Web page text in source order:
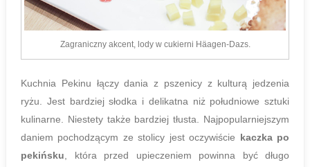
Zagraniczny akcent, lody w cukierni Häagen-Dazs.
Kuchnia Pekinu łączy dania z pszenicy z kulturą jedzenia
ryżu. Jest bardziej słodka i delikatna niż południowe sztuki
kulinarne. Niestety także bardziej tłusta. Najpopularniejszym
daniem pochodzącym ze stolicy jest oczywiście kaczka po
pekińsku , która przed upieczeniem powinna być długo